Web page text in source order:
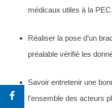
médicaux utiles à la
Réaliser la pose d’un
préalable vérifié les
Savoir entretenir une
l’ensemble des acteurs